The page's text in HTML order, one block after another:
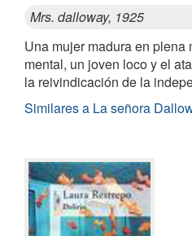
Mrs. dalloway, 1925
Una mujer madura en plena
mental, un joven loco y el
la reivindicación de la
Similares a La señora